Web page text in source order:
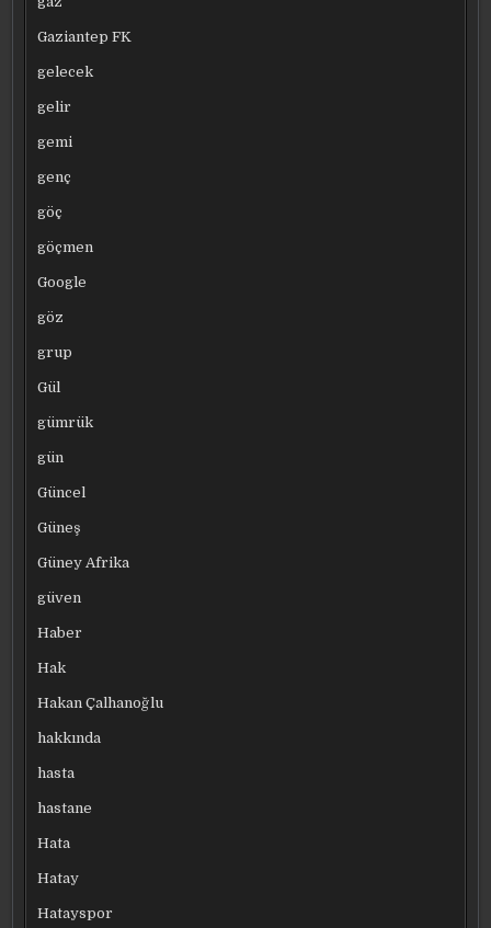
Gaziantep FK
gelecek
gelir
gemi
genç
göç
göçmen
Google
göz
grup
Gül
gümrük
gün
Güncel
Güneş
Güney Afrika
güven
Haber
Hak
Hakan Çalhanoğlu
hakkında
hasta
hastane
Hata
Hatay
Hatayspor